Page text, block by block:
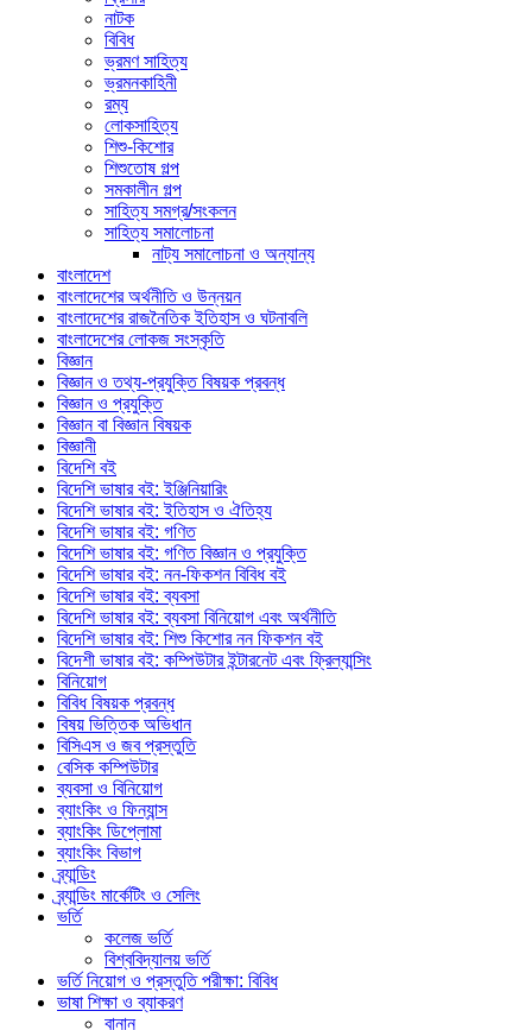
নাটক
বিবিধ
ভ্রমণ সাহিত্য
ভ্রমনকাহিনী
রম্য
লোকসাহিত্য
শিশু-কিশোর
শিশুতোষ গল্প
সমকালীন গল্প
সাহিত্য সমগ্র/সংকলন
সাহিত্য সমালোচনা
নাট্য সমালোচনা ও অন্যান্য
বাংলাদেশ
বাংলাদেশের অর্থনীতি ও উন্নয়ন
বাংলাদেশের রাজনৈতিক ইতিহাস ও ঘটনাবলি
বাংলাদেশের লোকজ সংস্কৃতি
বিজ্ঞান
বিজ্ঞান ও তথ্য-প্রযুক্তি বিষয়ক প্রবন্ধ
বিজ্ঞান ও প্রযুক্তি
বিজ্ঞান বা বিজ্ঞান বিষয়ক
বিজ্ঞানী
বিদেশি বই
বিদেশি ভাষার বই: ইঞ্জিনিয়ারিং
বিদেশি ভাষার বই: ইতিহাস ও ঐতিহ্য
বিদেশি ভাষার বই: গণিত
বিদেশি ভাষার বই: গণিত বিজ্ঞান ও প্রযুক্তি
বিদেশি ভাষার বই: নন-ফিকশন বিবিধ বই
বিদেশি ভাষার বই: ব্যবসা
বিদেশি ভাষার বই: ব্যবসা বিনিয়োগ এবং অর্থনীতি
বিদেশি ভাষার বই: শিশু কিশোর নন ফিকশন বই
বিদেশী ভাষার বই: কম্পিউটার ইন্টারনেট এবং ফ্রিল্যান্সিং
বিনিয়োগ
বিবিধ বিষয়ক প্রবন্ধ
বিষয় ভিত্তিক অভিধান
বিসিএস ও জব প্রস্তুতি
বেসিক কম্পিউটার
ব্যবসা ও বিনিয়োগ
ব্যাংকিং ও ফিন্যান্স
ব্যাংকিং ডিপ্লোমা
ব্যাংকিং বিভাগ
ব্র্যান্ডিং
ব্র্যান্ডিং মার্কেটিং ও সেলিং
ভর্তি
কলেজ ভর্তি
বিশ্ববিদ্যালয় ভর্তি
ভর্তি নিয়োগ ও প্রস্তুতি পরীক্ষা: বিবিধ
ভাষা শিক্ষা ও ব্যাকরণ
বানান